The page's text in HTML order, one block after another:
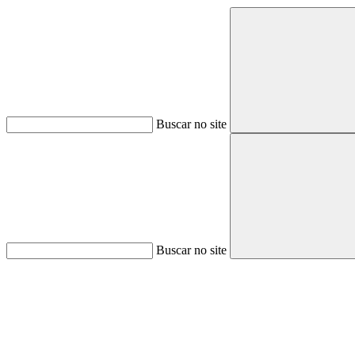
Buscar no site
Buscar no site